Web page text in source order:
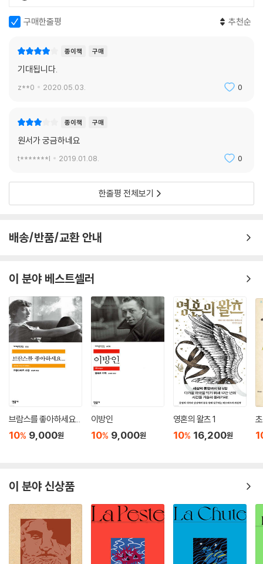
페렉 『겨울 여행』의 도발적 몽상에, 고도의 허구적 건축술로 날개를 달아
힘이 만난 결과다!
자들이 짐작했던 바를 종종 넘어서는 가능성들을 찾아내기 위해서” 즉 ‘발
견’을 위해서 과거의 작품들을 살피는 분석적 연구정신이 필요하다고 말한
허구적 극단을 통해 기발한 새 문학사 기획의 잠재성을 발견해 유희했다
19세기 파리의 천재시인이라 불러도 좋을 보들레르의 『악의 꽃』 시구를 뒤
섞어 ‘위고 베르니에’의 행적을 실화처럼 재구성해내면서 창작의 또다른
른 소설이자, 하나의 이야기로 된 한 편의 쌍생아 같은 소설이다. 사실 이
두 여행Le Voyage d’hi(v)er은 한 끗 차이다. 루보를 필두로 울리포 구
『어제 여행』 속에서 실제와 허구, 표절과 창작의 경계를 넘나들며 기막힌
언어의 미메시스 세계를 펼쳐보인다. 리오네의 선언대로 이 울리포적 “영
절차들” 속에서 이뤄지는 만큼, 루보 안에서 페렉은 잘 입주된 영감의 원천
후대의 걸작을 미리 표절한 어느 천재시인의 이야기
―‘미리 앞서간 표절’ 문제로 문학사의 뒤안길을 여행하는 두 작가의 추리
력과 새로운 문학 창작의 발상!
어제의 작가가 오늘의 작가를 표절하는 게 정말 가능한가. “모든 텍스트는
인용문들의 모자이크이며 모든 텍스트는 다른 텍스트의 병합이자 변형이
다”라고 줄리아 크리스테바는 말했다. 페렉 역시 자신의 글쓰기에서 다양
한 작가의 작품들을 인용하여 하나의 퍼즐놀이처럼 유희하기를 즐겼다. 두
거장이 결탁해 구성한 ‘위고 베르니에’가 존재하는 새 문학사 퍼즐판에서
는, 19세기 천재들―보들레르, 랭보, 베를렌, 말라르메, 위스망스 등―은
사에서 지워버린 파렴치한들이 바로 우리가 아는 위대한 시인들이다! 여
을 벗기고 진짜 있었을지도 모를 천재시인 ‘위고 베르니에’의 행적을 추리
해가는 서사적 발상과 창작의 실험은 기막히고 놀랍다.
과연 누가 진짜고 누가 가짜인가, 예술의 역사에서 선대 작가가 후대 작가
를 표절하는 이 ‘미리 앞선 표절’이 정말 터무니없는 헛소리에 불과한 것일
구매한줄평 추천순
종이책 구매
기대됩니다.
z**0 2020.05.03. 0
종이책 구매
원서가 궁금하네요
t*******l 2019.01.08. 0
한줄평 전체보기
배송/반품/교환 안내
이 분야 베스트셀러
브람스를 좋아하세요...
10% 9,000원
이방인
10% 9,000원
영혼의 왈츠 1
10% 16,200원
이 분야 신상품